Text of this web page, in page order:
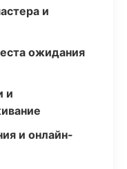
и
ожидания
и
и онлайн-